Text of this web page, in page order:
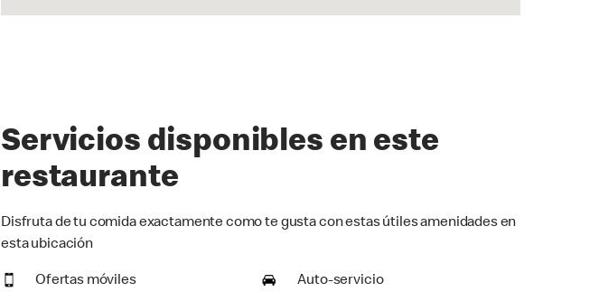
Servicios disponibles en este
restaurante
Disfruta de tu comida exactamente como te gusta con estas útiles amenidades en
esta ubicación
Ofertas móviles Auto-servicio